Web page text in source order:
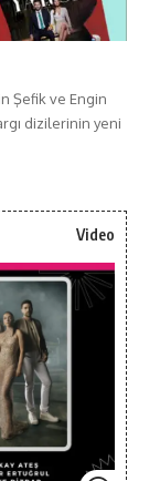
Şefik ve Engin
dizilerinin yeni
Video